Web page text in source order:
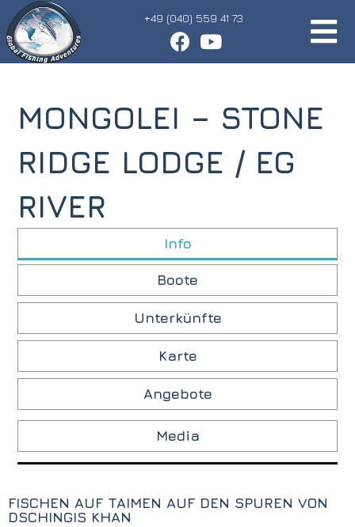
+49 (040) 559 41 73
MONGOLEI – STONE
RIDGE LODGE / EG
RIVER
Info
Boote
Unterkünfte
Karte
Angebote
Media
FISCHEN AUF TAIMEN AUF DEN SPUREN VON
DSCHINGIS KHAN